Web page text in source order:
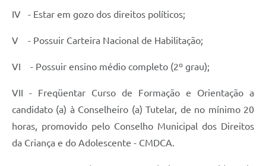
IV - Estar em gozo dos direitos políticos;
V - Possuir Carteira Nacional de Habilitação;
VI - Possuir ensino médio completo (2º grau);
VII - Freqüentar Curso de Formação e Orientação a
candidato (a) à Conselheiro (a) Tutelar, de no mínimo 20
horas, promovido pelo Conselho Municipal dos Direitos
da Criança e do Adolescente - CMDCA.